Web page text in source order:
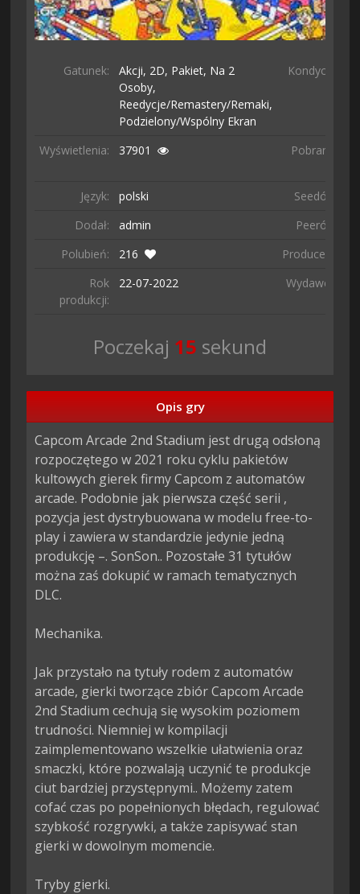
Gatunek: Akcji, 2D, Pakiet, Na 2
Osoby,
Reedycje/remastery/remaki,
Podzielony/wspólny Ekran
Kondycja:
Wyświetlenia: 37901 Pobrano:
Język:
polski Seedów:
Dodał:
admin Peerów:
Polubień:
216 Producent:
Rok
produkcji:
22-07-2022 Wydawca:
Poczekaj 14 sekund
Opis gry
Capcom Arcade 2nd Stadium jest drugą odsłoną
rozpoczętego w 2021 roku cyklu pakietów
kultowych gierek firmy Capcom z automatów
arcade. Podobnie jak pierwsza część serii ,
pozycja jest dystrybuowana w modelu free-to-
play i zawiera w standardzie jedynie jedną
produkcję –. SonSon.. Pozostałe 31 tytułów
można zaś dokupić w ramach tematycznych
DLC.
Mechanika.
Jak przystało na tytuły rodem z automatów
arcade, gierki tworzące zbiór Capcom Arcade
2nd Stadium cechują się wysokim poziomem
trudności. Niemniej w kompilacji
zaimplementowano wszelkie ułatwienia oraz
smaczki, które pozwalają uczynić te produkcje
ciut bardziej przystępnymi.. Możemy zatem
cofać czas po popełnionych błędach, regulować
szybkość rozgrywki, a także zapisywać stan
gierki w dowolnym momencie.
Tryby gierki.